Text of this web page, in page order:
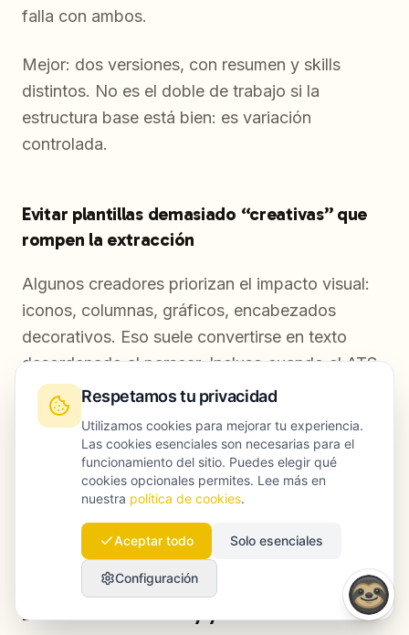
falla con ambos.
Mejor: dos versiones, con resumen y skills
distintos. No es el doble de trabajo si la
estructura base está bien: es variación
controlada.
Evitar plantillas demasiado “creativas” que
rompen la extracción
Algunos creadores priorizan el impacto visual:
iconos, columnas, gráficos, encabezados
decorativos. Eso suele convertirse en texto
desordenado al parsear. Incluso cuando el ATS
no colapsa, al recruiter le cuesta escanear.
Si alguien insiste en diseño, pon límites: una sola
columna, encabezados estándar, nada de texto
incrustado como imagen y exportación que
pensadas para ATS reduce riesgos.
Evitar el CV “una vez y ya está”
Respetamos tu privacidad
Utilizamos cookies para mejorar tu experiencia.
Las cookies esenciales son necesarias para el
funcionamiento del sitio. Puedes elegir qué
cookies opcionales permites. Lee más en
nuestra política de cookies.
Aceptar todo Solo esenciales
Configuración